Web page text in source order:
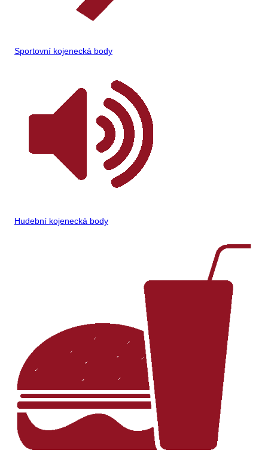
Sportovní kojenecká body
Hudební kojenecká body